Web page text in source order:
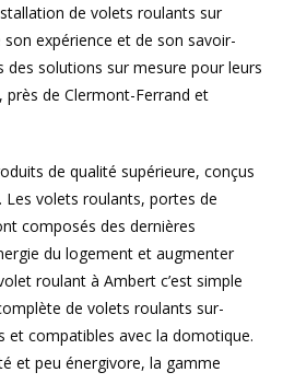
de volets roulants sur
expérience et de son savoir-
des solutions sur mesure pour leurs
de Clermont-Ferrand et
de qualité supérieure, conçus
Les volets roulants, portes de
composés des dernières
du logement et augmenter
roulant à Ambert c’est simple
de volets roulants sur-
et compatibles avec la domotique.
et peu énergivore, la gamme